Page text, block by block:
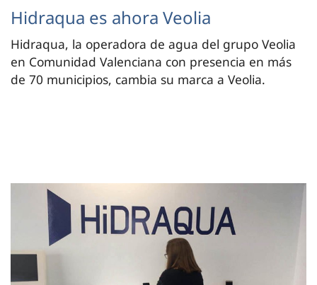
Hidraqua es ahora Veolia
Hidraqua, la operadora de agua del grupo Veolia
en Comunidad Valenciana con presencia en más
de 70 municipios, cambia su marca a Veolia.